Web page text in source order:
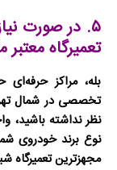
۵. در صورت
تعمیرگاه
بله، مراکز حرفه‌ای
تخصصی در شمال
نظر نداشته باشید،
نوع برند خودروی
مجهزترینتعمیرگاه